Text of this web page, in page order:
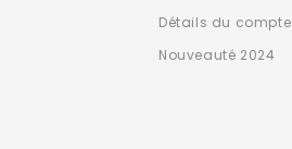
Détails du compte
Nouveauté 2024